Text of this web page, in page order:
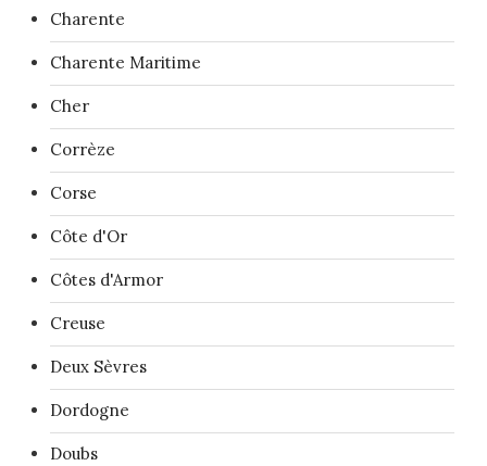
Charente
Charente Maritime
Cher
Corrèze
Corse
Côte d'Or
Côtes d'Armor
Creuse
Deux Sèvres
Dordogne
Doubs